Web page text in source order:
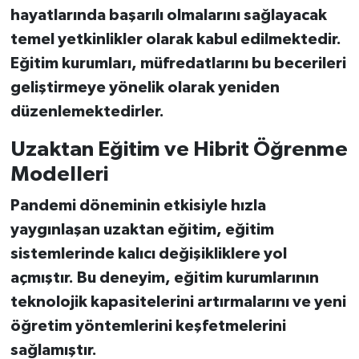
hayatlarında başarılı olmalarını sağlayacak
temel yetkinlikler olarak kabul edilmektedir.
Eğitim kurumları, müfredatlarını bu becerileri
geliştirmeye yönelik olarak yeniden
düzenlemektedirler.
Uzaktan Eğitim ve Hibrit Öğrenme
Modelleri
Pandemi döneminin etkisiyle hızla
yaygınlaşan uzaktan eğitim, eğitim
sistemlerinde kalıcı değişikliklere yol
açmıştır. Bu deneyim, eğitim kurumlarının
teknolojik kapasitelerini artırmalarını ve yeni
öğretim yöntemlerini keşfetmelerini
sağlamıştır.